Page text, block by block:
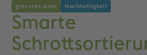
greentec steel Nachhaltigkeit
Smarte